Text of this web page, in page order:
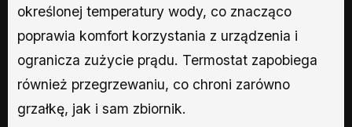
określonej temperatury wody, co znacząco
poprawia komfort korzystania z urządzenia i
ogranicza zużycie prądu. Termostat zapobiega
również przegrzewaniu, co chroni zarówno
grzałkę, jak i sam zbiornik.